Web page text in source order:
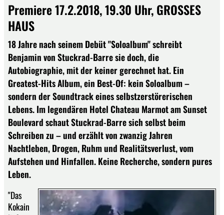
Premiere 17.2.2018, 19.30 Uhr, GROSSES
HAUS
18 Jahre nach seinem Debüt "Soloalbum" schreibt
Benjamin von Stuckrad-Barre sie doch, die
Autobiographie, mit der keiner gerechnet hat. Ein
Greatest-Hits Album, ein Best-Of: kein Soloalbum –
sondern der Soundtrack eines selbstzerstörerischen
Lebens. Im legendären Hotel Chateau Marmot am Sunset
Boulevard schaut Stuckrad-Barre sich selbst beim
Schreiben zu – und erzählt von zwanzig Jahren
Nachtleben, Drogen, Ruhm und Realitätsverlust, vom
Aufstehen und Hinfallen. Keine Recherche, sondern pures
Leben.
"Das
Kokain